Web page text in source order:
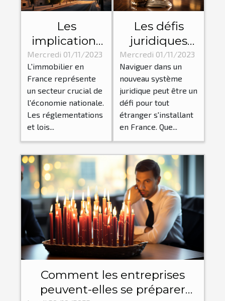
Les
implications
économiques
des lois
immobilières
en France
Mercredi 01/11/2023
L'immobilier en
France représente
un secteur crucial de
l'économie nationale.
Les réglementations
et lois...
Les défis
juridiques
pour les
étrangers en
France
Mercredi 01/11/2023
Naviguer dans un
nouveau système
juridique peut être un
défi pour tout
étranger s'installant
en France. Que...
Comment les entreprises
peuvent-elles se préparer